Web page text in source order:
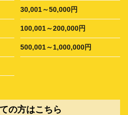
30,001～50,000円
100,001～200,000円
500,001～1,000,000円
の方はこちら